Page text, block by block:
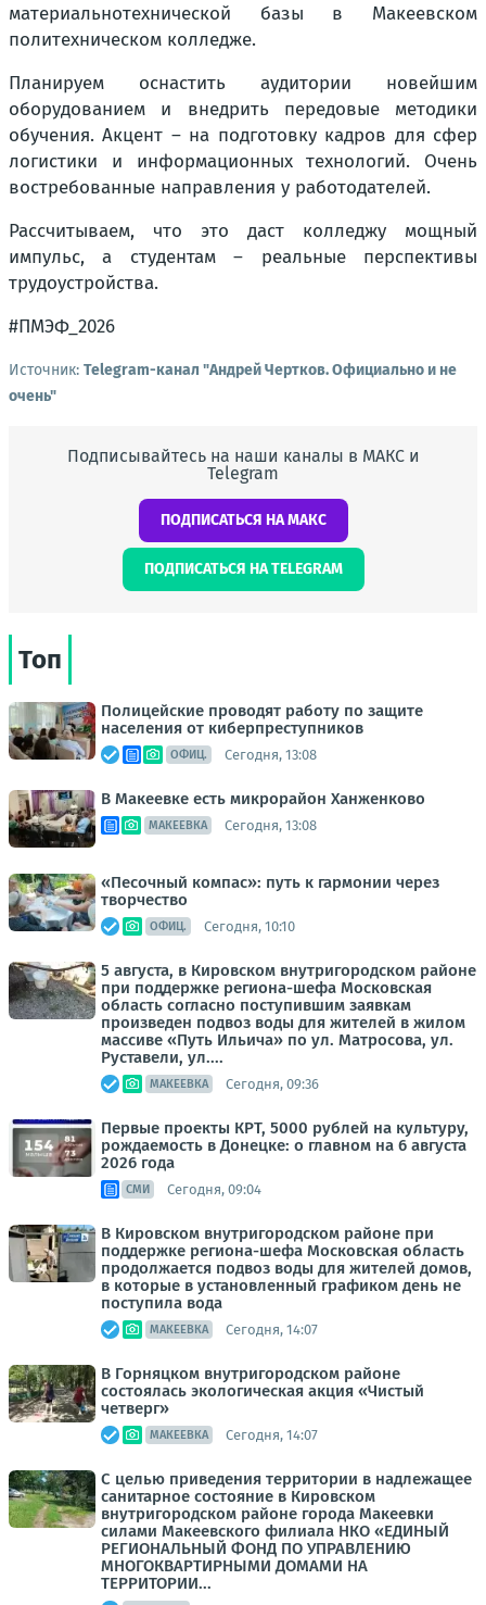
материальнотехнической базы в Макеевском
политехническом колледже.
Планируем оснастить аудитории новейшим
оборудованием и внедрить передовые методики
обучения. Акцент – на подготовку кадров для сфер
логистики и информационных технологий. Очень
востребованные направления у работодателей.
Рассчитываем, что это даст колледжу мощный
импульс, а студентам – реальные перспективы
трудоустройства.
#ПМЭФ_2026
Источник: Telegram-канал "Андрей Чертков. Официально и не
очень"
Подписывайтесь на наши каналы в МАКС и
Telegram
ПОДПИСАТЬСЯ НА МАКС
ПОДПИСАТЬСЯ НА TELEGRAM
Топ
Полицейские проводят работу по защите
населения от киберпреступников
ОФИЦ. Сегодня, 13:08
В Макеевке есть микрорайон Ханженково
МАКЕЕВКА Сегодня, 13:08
«Песочный компас»: путь к гармонии через
творчество
ОФИЦ. Сегодня, 10:10
5 августа, в Кировском внутригородском районе
при поддержке региона-шефа Московская
область согласно поступившим заявкам
произведен подвоз воды для жителей в жилом
массиве «Путь Ильича» по ул. Матросова, ул.
Руставели, ул....
МАКЕЕВКА Сегодня, 09:36
Первые проекты КРТ, 5000 рублей на культуру,
рождаемость в Донецке: о главном на 6 августа
2026 года
СМИ Сегодня, 09:04
В Кировском внутригородском районе при
поддержке региона-шефа Московская область
продолжается подвоз воды для жителей домов,
в которые в установленный графиком день не
поступила вода
МАКЕЕВКА Сегодня, 14:07
В Горняцком внутригородском районе
состоялась экологическая акция «Чистый
четверг»
МАКЕЕВКА Сегодня, 14:07
С целью приведения территории в надлежащее
санитарное состояние в Кировском
внутригородском районе города Макеевки
силами Макеевского филиала НКО «ЕДИНЫЙ
РЕГИОНАЛЬНЫЙ ФОНД ПО УПРАВЛЕНИЮ
МНОГОКВАРТИРНЫМИ ДОМАМИ НА
ТЕРРИТОРИИ...